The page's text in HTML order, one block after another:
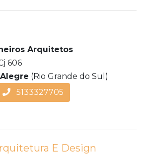
Arquitetos
606
(Rio Grande do Sul)
5133327705
E Design